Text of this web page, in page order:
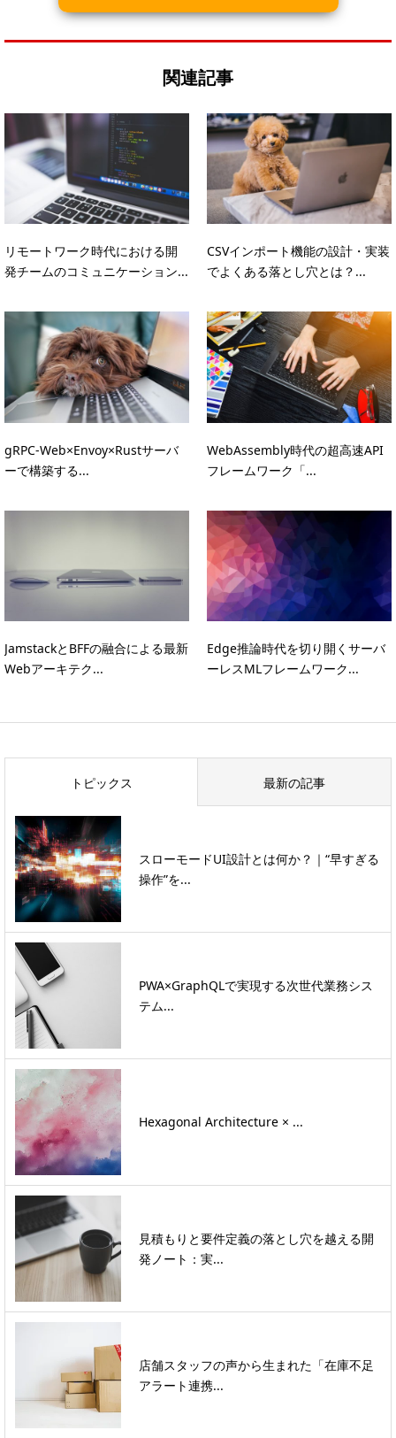
関連記事
リモートワーク時代における開
発チームのコミュニケーション...
CSVインポート機能の設計・実装
でよくある落とし穴とは？...
gRPC-Web×Envoy×Rustサーバ
ーで構築する...
WebAssembly時代の超高速API
フレームワーク「...
JamstackとBFFの融合による最新
Webアーキテク...
Edge推論時代を切り開くサーバ
ーレスMLフレームワーク...
トピックス 最新の記事
スローモードUI設計とは何か？｜“早すぎる
操作”を...
PWA×GraphQLで実現する次世代業務シス
テム...
Hexagonal Architecture × ...
見積もりと要件定義の落とし穴を越える開
発ノート：実...
店舗スタッフの声から生まれた「在庫不足
アラート連携...